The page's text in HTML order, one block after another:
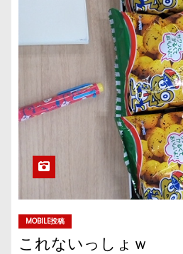
MOBILE投稿
これないっしょｗ